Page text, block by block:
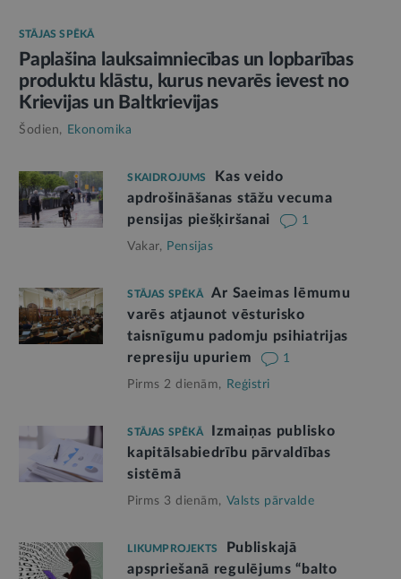
STĀJAS SPĒKĀ
Paplašina lauksaimniecības un lopbarības
produktu klāstu, kurus nevarēs ievest no
Krievijas un Baltkrievijas
Šodien, Ekonomika
SKAIDROJUMS
Kas veido
apdrošināšanas stāžu vecuma
pensijas piešķiršanai
1
Vakar, Pensijas
STĀJAS SPĒKĀ
Ar Saeimas lēmumu
varēs atjaunot vēsturisko
taisnīgumu padomju psihiatrijas
represiju upuriem
1
Pirms 2 dienām, Reģistri
STĀJAS SPĒKĀ
Izmaiņas publisko
kapitālsabiedrību pārvaldības
sistēmā
Pirms 3 dienām, Valsts pārvalde
LIKUMPROJEKTS
Publiskajā
apspriešanā regulējums “balto